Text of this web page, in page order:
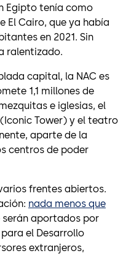
Egipto tenía como
El Cairo, que ya había
en 2021. Sin
ralentizado.
capital, la NAC es
1,1 millones de
e iglesias, el
Tower) y el teatro
aparte de la
centros de poder
frentes abiertos.
nada menos que
serán aportados por
el Desarrollo
extranjeros,